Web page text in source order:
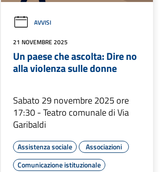
AVVISI
21 NOVEMBRE 2025
Un paese che ascolta: Dire no
alla violenza sulle donne
Sabato 29 novembre 2025 ore
17:30 - Teatro comunale di Via
Garibaldi
Assistenza sociale
Associazioni
Comunicazione istituzionale